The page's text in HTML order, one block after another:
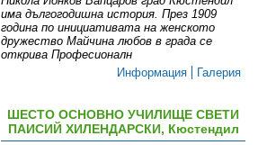
има дългогодишна история. През 1909
година по инициативата на женското
дружество Майчина любов в града се
открива Професионалн
Информация
Галерия
ШЕСТО ОСНОВНО УЧИЛИЩЕ СВЕТИ
ПАИСИЙ ХИЛЕНДАРСКИ, Кюстендил